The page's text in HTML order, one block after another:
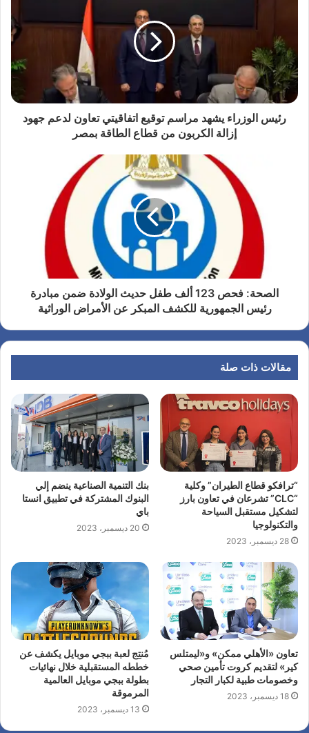
رئيس الوزراء يشهد مراسم توقيع اتفاقيتي تعاون لدعم جهود
إزالة الكربون من قطاع الطاقة بمصر
الصحة: فحص 123 ألف طفل حديث الولادة ضمن مبادرة
رئيس الجمهورية للكشف المبكر عن الأمراض الوراثية
مقالات ذات صلة
“ترافكو قطاع الطيران” وكلية
“CLC” تشرعان في تعاون بارز
لتشكيل مستقبل السياحة
والتكنولوجيا
28 ديسمبر، 2023
بنك التنمية الصناعية ينضم إلي
البنوك المشتركة في تطبيق انستا
باي
20 ديسمبر، 2023
تعاون «الأهلي ممكن» و«ليمتلس
كير» لتقديم كروت تأمين صحي
وخصومات طبية لكبار التجار
18 ديسمبر، 2023
مُنتِج لعبة ببجي موبايل يكشف عن
خططه المستقبلية خلال نهائيات
بطولة ببجي موبايل العالمية
المرموقة
13 ديسمبر، 2023